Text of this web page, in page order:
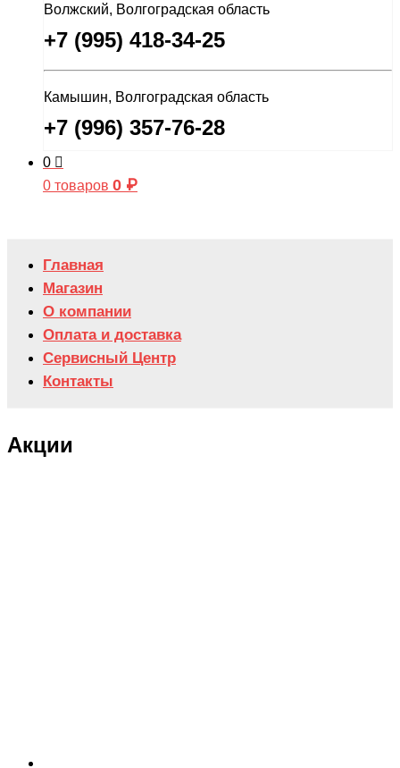
Волжский, Волгоградская область
+7 (995) 418-34-25
Камышин, Волгоградская область
+7 (996) 357-76-28
0
0 товаров 0 ₽
Главная
Магазин
О компании
Оплата и доставка
Сервисный Центр
Контакты
Акции